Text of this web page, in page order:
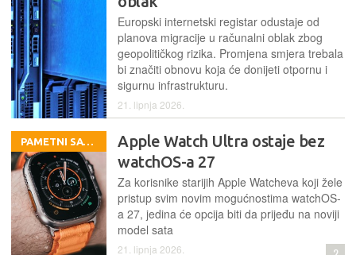
Europski internetski registar odustaje od
planova migracije u računalni oblak zbog
geopolitičkog rizika. Promjena smjera trebala
bi značiti obnovu koja će donijeti otpornu i
sigurnu infrastrukturu.
21. lipnja 2026.
PAMETNI SATOVI
Apple Watch Ultra ostaje bez
watchOS-a 27
Za korisnike starijih Apple Watcheva koji žele
pristup svim novim mogućnostima watchOS-
a 27, jedina će opcija biti da prijeđu na noviji
model sata
21. lipnja 2026.